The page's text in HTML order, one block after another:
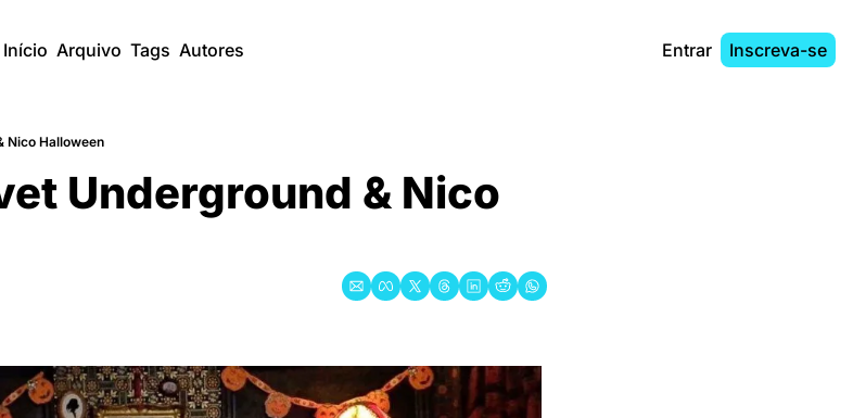
Início Arquivo Tags Autores Entrar Inscreva-se
Nico Halloween
Underground & Nico